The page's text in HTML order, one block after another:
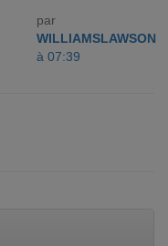
par
WILLIAMSLAWSON
à 07:39